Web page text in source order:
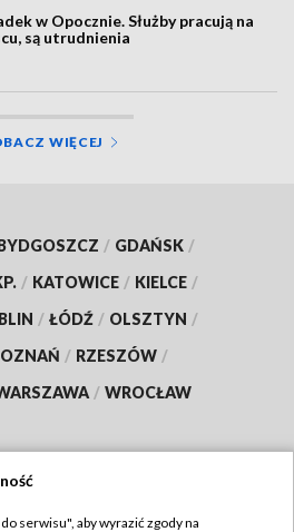
w Opocznie. Służby pracują na
są utrudnienia
WIĘCEJ
/ GDAŃSK /
/ KATOWICE / KIELCE /
/ ŁÓDŹ / OLSZTYN /
/ RZESZÓW /
/ WROCŁAW
serwisu", aby wyrazić zgody na